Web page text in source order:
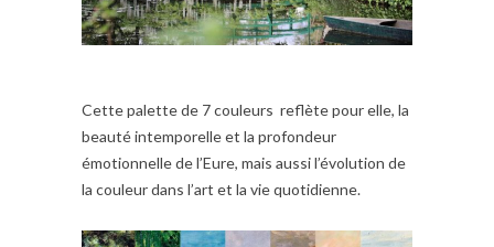
Cette palette de 7 couleurs reflète pour elle, la
beauté intemporelle et la profondeur
émotionnelle de l’Eure, mais aussi l’évolution de
la couleur dans l’art et la vie quotidienne.